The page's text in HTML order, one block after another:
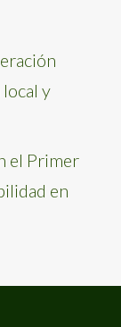
y
el Primer
en